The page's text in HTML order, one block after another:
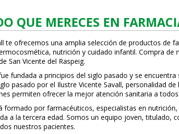
QUE MERECES EN
te ofrecemos una amplia selección de productos de
nutrición y cuidado infantil. Compra
San Vicente del Raspeig.
fundada a principios del siglo pasado y se
pasado por el Ilustre Vicente Savall, personalidad
permiten ofrecer la mejor atención sanitaria a
formado por farmacéuticos, especialistas en
a la tercera edad. Somos un equipo joven,
nuestros pacientes.